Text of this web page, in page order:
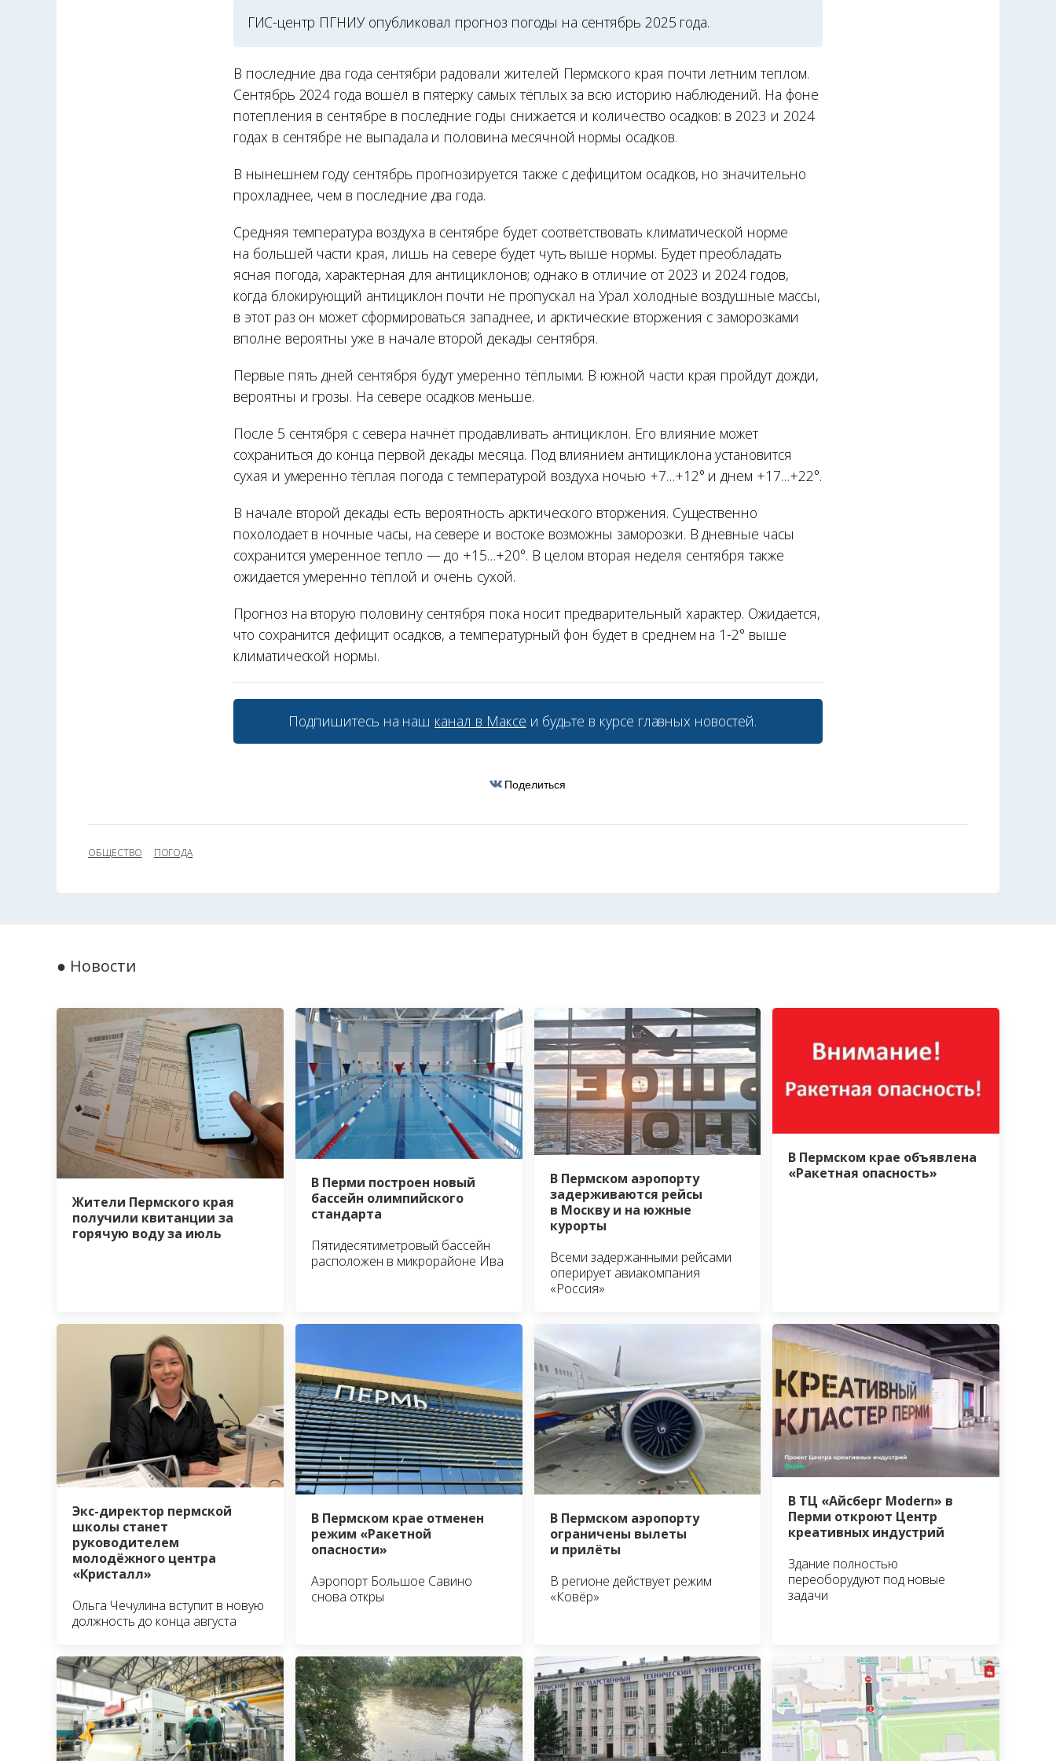
ГИС-центр ПГНИУ опубликовал прогноз погоды на сентябрь 2025 года.
В последние два года сентябри радовали жителей Пермского края почти летним теплом.
Сентябрь 2024 года вошёл в пятерку самых тёплых за всю историю наблюдений. На фоне
потепления в сентябре в последние годы снижается и количество осадков: в 2023 и 2024
годах в сентябре не выпадала и половина месячной нормы осадков.
В нынешнем году сентябрь прогнозируется также с дефицитом осадков, но значительно
прохладнее, чем в последние два года.
Средняя температура воздуха в сентябре будет соответствовать климатической норме
на большей части края, лишь на севере будет чуть выше нормы. Будет преобладать
ясная погода, характерная для антициклонов; однако в отличие от 2023 и 2024 годов,
когда блокирующий антициклон почти не пропускал на Урал холодные воздушные массы,
в этот раз он может сформироваться западнее, и арктические вторжения с заморозками
вполне вероятны уже в начале второй декады сентября.
Первые пять дней сентября будут умеренно тёплыми. В южной части края пройдут дожди,
вероятны и грозы. На севере осадков меньше.
После 5 сентября с севера начнёт продавливать антициклон. Его влияние может
сохраниться до конца первой декады месяца. Под влиянием антициклона установится
сухая и умеренно тёплая погода с температурой воздуха ночью +7…+12° и днем +17…+22°.
В начале второй декады есть вероятность арктического вторжения. Существенно
похолодает в ночные часы, на севере и востоке возможны заморозки. В дневные часы
сохранится умеренное тепло — до +15…+20°. В целом вторая неделя сентября также
ожидается умеренно тёплой и очень сухой.
Прогноз на вторую половину сентября пока носит предварительный характер. Ожидается,
что сохранится дефицит осадков, а температурный фон будет в среднем на 1-2° выше
климатической нормы.
Подпишитесь на наш канал в Максе и будьте в курсе главных новостей.
Поделиться
ОБЩЕСТВО ПОГОДА
● Новости
Жители Пермского края
получили квитанции за
горячую воду за июль
В Перми построен новый
бассейн олимпийского
стандарта
Пятидесятиметровый бассейн
расположен в микрорайоне Ива
В Пермском аэропорту
задерживаются рейсы
в Москву и на южные
курорты
Всеми задержанными рейсами
оперирует авиакомпания
«Россия»
В Пермском крае объявлена
«Ракетная опасность»
Экс-директор пермской
школы станет
руководителем
молодёжного центра
«Кристалл»
Ольга Чечулина вступит в новую
должность до конца августа
В Пермском крае отменен
режим «Ракетной
опасности»
Аэропорт Большое Савино
снова откры
В Пермском аэропорту
ограничены вылеты
и прилёты
В регионе действует режим
«Ковёр»
В ТЦ «Айсберг Modern» в
Перми откроют Центр
креативных индустрий
Здание полностью
переоборудуют под новые
задачи